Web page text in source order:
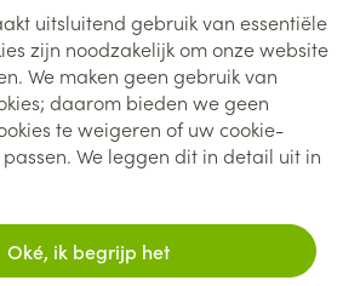
uitsluitend gebruik van essentiële
zijn noodzakelijk om onze website
We maken geen gebruik van
daarom bieden we geen
te weigeren of uw cookie-
We leggen dit in detail uit in
Oké, ik begrijp het